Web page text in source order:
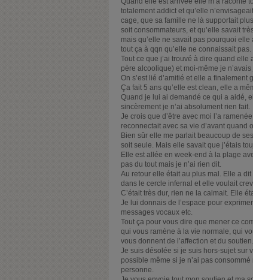
totalement addict et qu’elle
cage, que sa famille ne là supportait
soit consommateurs, et qu’elle savait
mais qu’elle ne savait pas pourquoi
tout ça à qqn qu’elle ne connaissait pas.
Tout ce que j’ai trouvé à dire quand
père alcoolique) et moi-même je
On s’est lié d’amitié et elle a finalement
Ça fait 5 ans qu’elle est clean, elle a
Quand je lui ai demandé ce qui a aidé,
sincèrement je n’ai absolument rien fait.
Je crois que d’être avec moi l’a
reconnectait avec sa vie d’avant quand
Bien sûr elle me parlait beaucoup de
soit seule. Mais elle savait que j’étais
Elle est allée en week-end à la plage
pas du tout mais je n’ai rien dit.
Au retour elle était au plus mal. Elle a
dans le cercle infernal et elle voulait
C’était très dur, rien ne la calmait. Elle
Je lui donnais de l’espace pour
messages vocaux etc.
Tout ça pour vous dire que mener ce
qui vous ramène à la vie normale, qui
vous donnent de l’affection et du soutien.
Je suis désolée si je suis hors-sujet sur
possible même si je n’ai pas
personne.